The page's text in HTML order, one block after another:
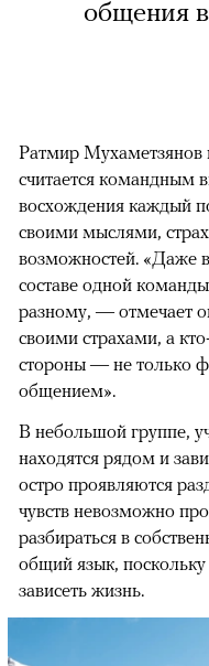
общения
Ратмир Мухаметзянов
считается командным
восхождения каждый
своими мыслями,
возможностей. «Даже
составе одной
разному, — отмечает
своими страхами, а
стороны — не только
общением».
В небольшой группе,
находятся рядом и
остро проявляются
чувств невозможно
разбираться в
общий язык,
зависеть жизнь.